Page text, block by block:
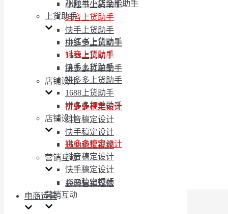
小红书上货助手
抖音上货助手
快手上货助手
拼多多上货助手
1688上货助手
拼多多打单助手
店铺设计
拼多多稿定设计
抖音稿定设计
快手稿定设计
1688稿定视频
营销互动
会员营销短信
电商运营
视频号小店全能助手
上货助手
小红书上货助手
抖音上货助手
快手上货助手
拼多多上货助手
1688上货助手
拼多多打单助手
店铺设计
拼多多稿定设计
抖音稿定设计
快手稿定设计
1688稿定视频
营销互动